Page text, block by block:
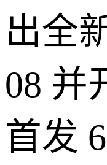
出全
08 并
首发